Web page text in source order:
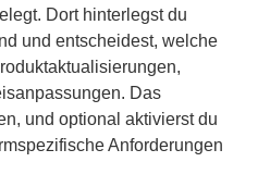
Dort hinterlegst du
und entscheidest, welche
Das
und optional aktivierst du
Anforderungen